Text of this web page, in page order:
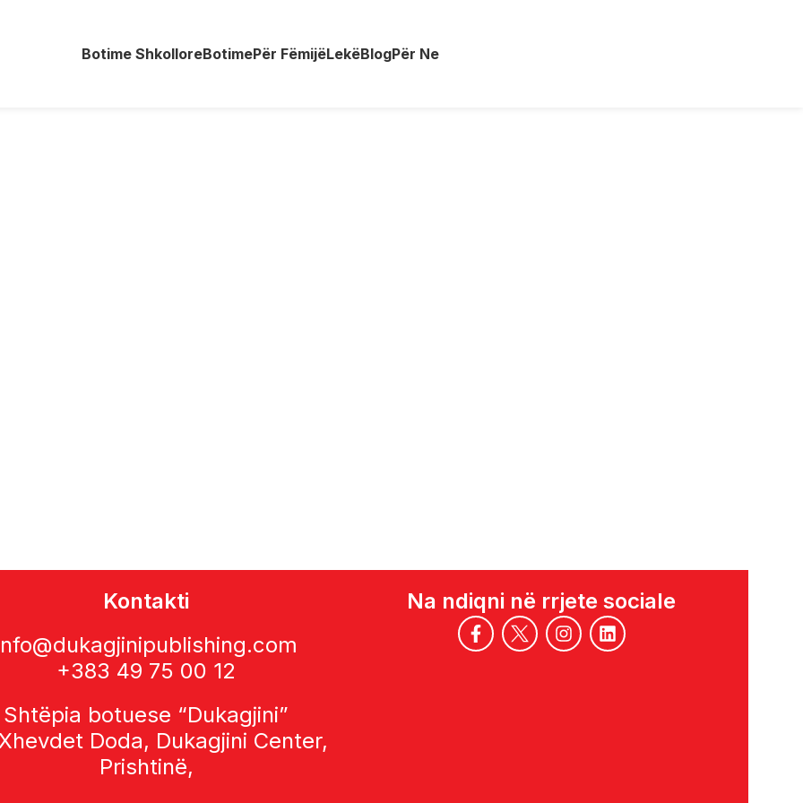
Botime ShkolloreBotimePër FëmijëLekëBlogPër Ne
Kontakti
+383 49 75 00 12
Shtëpia botuese “Dukagjini”
Doda, Dukagjini Center,
Prishtinë,
Na ndiqni në rrjete sociale